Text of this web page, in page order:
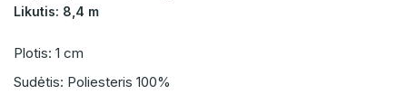
Likutis: 8,4 m
Plotis: 1 cm
Sudėtis: Poliesteris 100%